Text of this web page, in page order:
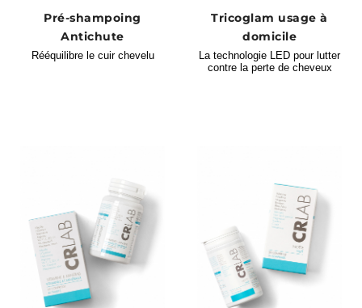
Pré-shampoing
Antichute
Rééquilibre le cuir chevelu
Tricoglam usage à
domicile
La technologie LED pour lutter
contre la perte de cheveux